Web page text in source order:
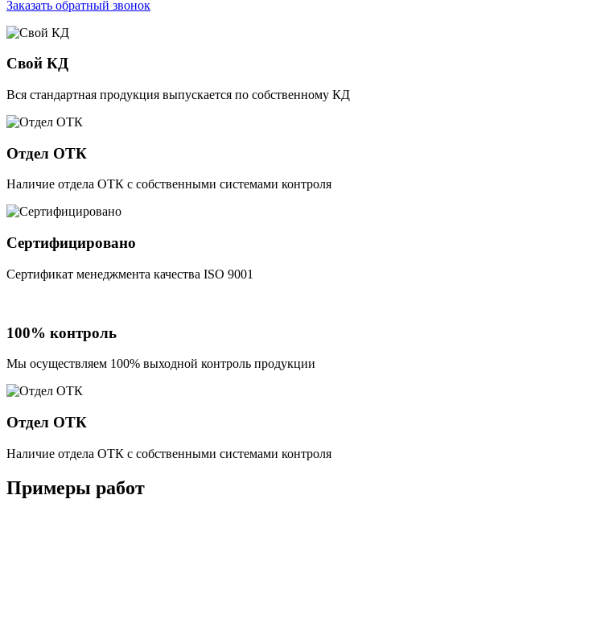
Заказать обратный звонок
Свой КД
Вся стандартная продукция выпускается по собственному КД
Отдел ОТК
Наличие отдела ОТК с собственными системами контроля
Сертифицировано
Сертификат менеджмента качества ISO 9001
100% контроль
Мы осуществляем 100% выходной контроль продукции
Отдел ОТК
Наличие отдела ОТК с собственными системами контроля
Примеры работ